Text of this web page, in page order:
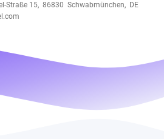
Straße 15, 86830 Schwabmünchen, DE